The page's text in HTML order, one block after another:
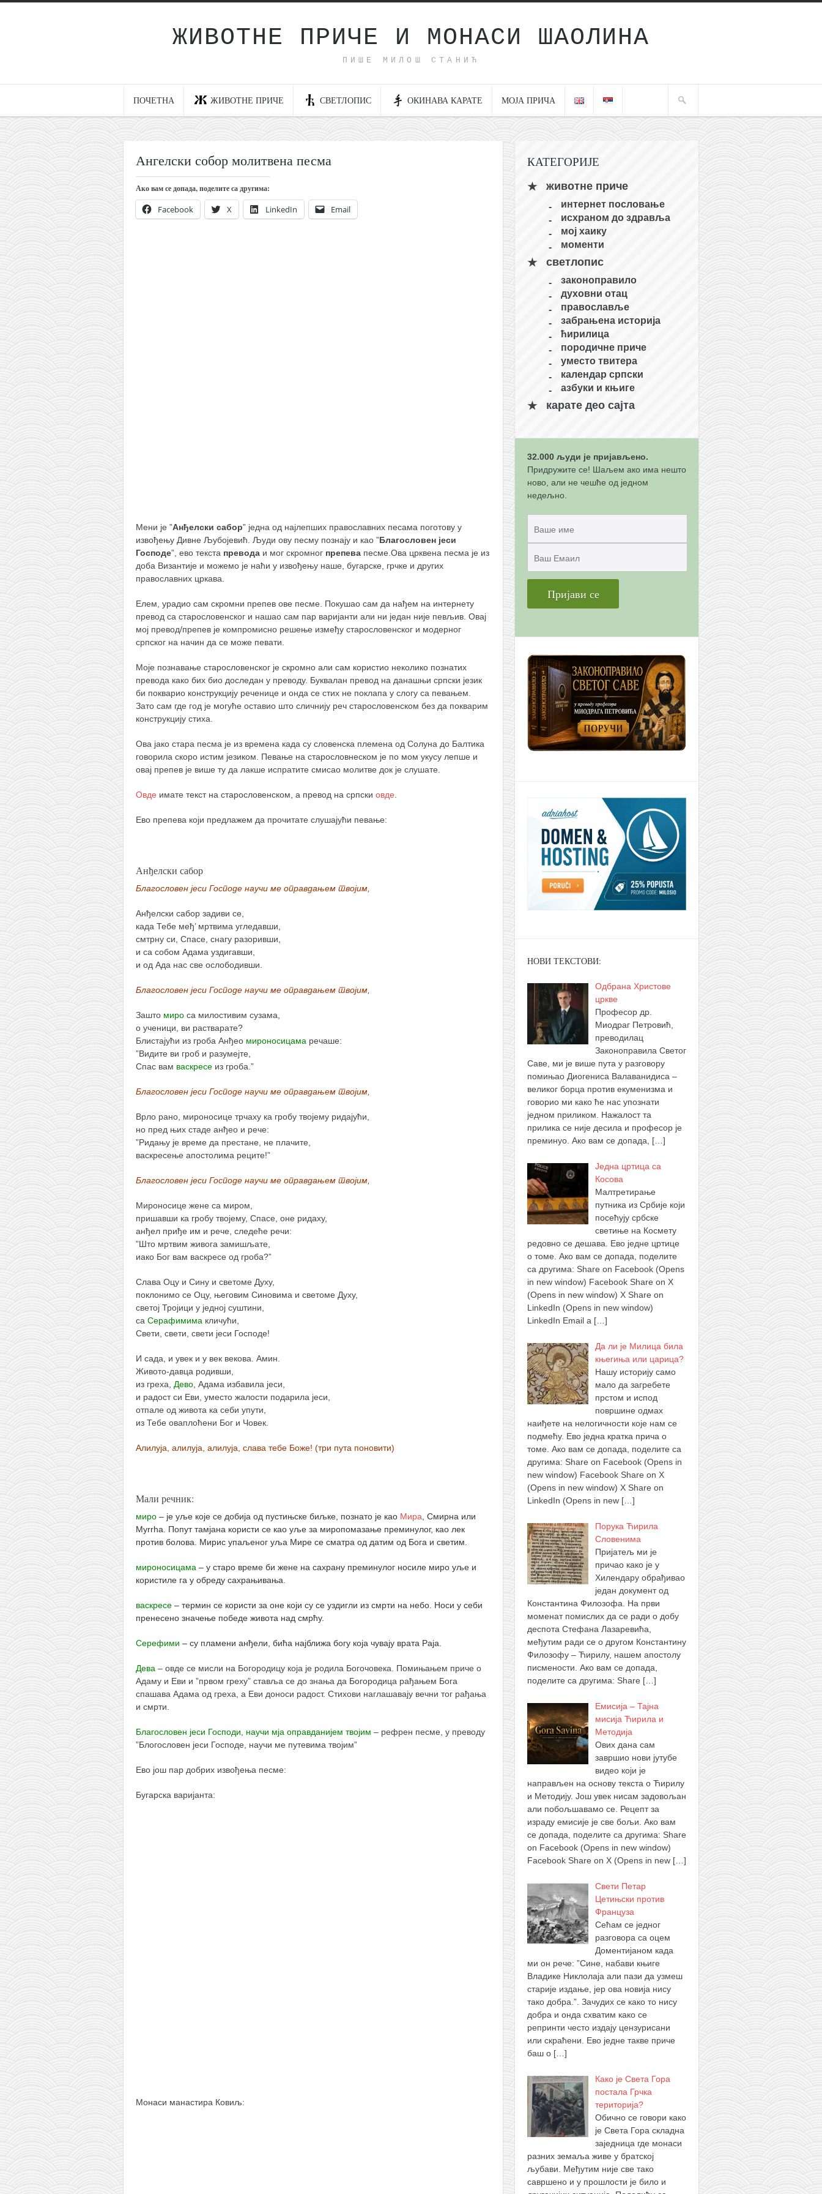
ЖИВОТНЕ ПРИЧЕ И МОНАСИ ШАОЛИНА
ПИШЕ МИЛОШ СТАНИЋ
ПОЧЕТНА ЖИВОТНЕ ПРИЧЕ СВЕТЛОПИС ОКИНАВА КАРАТЕ МОЈА ПРИЧА
интернет пословање
исхраном до здравља
мој хаику
моменти и места
бонус садржај
светлопис
законоправило
духовни отац
православље
забрањена историја
ћирилица
породичне приче
прота Воја
уместо твитера
календар српски
азбуки и књиге
Окинава карате
најновије на блогу
моје белешке
историја каратеа
бубиши
карате
кихон
наиханчи
кушанку
пасаи
темашивари
кобудо
нунчаку
тонфа
тимбеи рочин
тсунами дојо
програм
снимци наступа
галерија клуба
чланарина
контакт
бесплатна е-књига
термини тренинга
моја прича
моја прича
фотке
контакт
Ангелски собор молитвена песма
Ако вам се допада, поделите са другима:
Facebook X LinkedIn Email
Мени је ”Анђелски сабор” једна од најлепших православних песама поготову у
извођењу Дивне Љубојевић. Људи ову песму познају и као ”Благословен јеси
Господе”, ево текста превода и мог скромног препева песме.Ова црквена песма је из
доба Византије и можемо је наћи у извођењу наше, бугарске, грчке и других
православних цркава.
Елем, урадио сам скромни препев ове песме. Покушао сам да нађем на интернету
превод са старословенског и нашао сам пар варијанти али ни један није певљив. Овај
мој превод/препев је компромисно решење између старословенског и модерног
српског на начин да се може певати.
Моје познавање старословенског је скромно али сам користио неколико познатих
превода како бих био доследан у преводу. Буквалан превод на данашњи српски језик
би покварио конструкцију реченице и онда се стих не поклапа у слогу са певањем.
Зато сам где год је могуће оставио што сличнију реч старословенском без да покварим
конструкцију стиха.
Ова јако стара песма је из времена када су словенска племена од Солуна до Балтика
говорила скоро истим језиком. Певање на старословнеском је по мом укусу лепше и
овај препев је више ту да лакше испратите смисао молитве док је слушате.
Овде имате текст на старословенском, а превод на српски овде.
Ево препева који предлажем да прочитате слушајући певање:
Анђелски сабор
Благословен јеси Господе научи ме оправдањем твојим,
Анђелски сабор задиви се,
када Тебе међ’ мртвима угледавши,
смтрну си, Спасе, снагу разоривши,
и са собом Адама уздигавши,
и од Ада нас све ослободивши.
Благословен јеси Господе научи ме оправдањем твојим,
Зашто миро са милостивим сузама,
о ученици, ви растварате?
Блистајући из гроба Анђео мироносицама речаше:
”Видите ви гроб и разумејте,
Спас вам васкресе из гроба.”
Благословен јеси Господе научи ме оправдањем твојим,
Врло рано, мироносице трчаху ка гробу твојему ридајући,
но пред њих стаде анђео и рече:
”Ридању је време да престане, не плачите,
васкресење апостолима реците!”
Благословен јеси Господе научи ме оправдањем твојим,
Мироносице жене са миром,
пришавши ка гробу твојему, Спасе, оне ридаху,
анђел приђе им и рече, следеће речи:
”Што мртвим живога замишљате,
иако Бог вам васкресе од гроба?”
Слава Оцу и Сину и светоме Духу,
поклонимо се Оцу, његовим Синовима и светоме Духу,
светој Тројици у једној суштини,
са Серафимима кличући,
Свети, свети, свети јеси Господе!
И сада, и увек и у век векова. Амин.
Живото-давца родивши,
из греха, Дево, Адама избавила јеси,
и радост си Еви, уместо жалости подарила јеси,
отпале од живота ка себи упути,
из Тебе оваплоћени Бог и Човек.
Алилуја, алилуја, алилуја, слава тебе Боже! (три пута поновити)
Мали речник:
миро – је уље које се добија од пустињске биљке, познато је као Мира, Смирна или
Myrrha. Попут тамјана користи се као уље за миропомазање преминулог, као лек
против болова. Мирис упаљеног уља Мире се сматра од датим од Бога и светим.
мироносицама – у старо време би жене на сахрану преминулог носиле миро уље и
користиле га у обреду сахрањивања.
васкресе – термин се користи за оне који су се уздигли из смрти на небо. Носи у себи
пренесено значење победе живота над смрћу.
Серефими – су пламени анђели, бића најближа богу која чувају врата Раја.
Дева – овде се мисли на Богородицу која је родила Богочовека. Помињањем приче о
Адаму и Еви и ”првом греху” ставља се до знања да Богородица рађањем Бога
спашава Адама од греха, а Еви доноси радост. Стихови наглашавају вечни тог рађања
и смрти.
Благословен јеси Господи, научи мја оправданијем твојим – рефрен песме, у преводу
”Блогословен јеси Господе, научи ме путевима твојим”
Ево још пар добрих извођења песме:
Бугарска варијанта:
Монаси манастира Ковиљ:
КАТЕГОРИЈЕ
животне приче
интернет пословање
исхраном до здравља
мој хаику
моменти
светлопис
законоправило
духовни отац
православље
забрањена историја
ћирилица
породичне приче
уместо твитера
календар српски
азбуки и књиге
карате део сајта
32.000 људи је пријављено.
Придружите се! Шаљем ако има нешто
ново, али не чешће од једном
недељно.
НОВИ ТЕКСТОВИ:
Одбрана Христове
цркве
Професор др.
Миодраг Петровић,
преводилац
Законоправила Светог
Саве, ми је више пута у разговору
помињао Диогениса Валаванидиса –
великог борца против екуменизма и
говорио ми како ће нас упознати
једном приликом. Нажалост та
прилика се није десила и професор је
преминуо. Ако вам се допада, […]
Једна цртица са
Косова
Малтретирање
путника из Србије који
посећују србске
светиње на Космету
редовно се дешава. Ево једне цртице
о томе. Ако вам се допада, поделите
са другима: Share on Facebook (Opens
in new window) Facebook Share on X
(Opens in new window) X Share on
LinkedIn (Opens in new window)
LinkedIn Email a […]
Да ли је Милица била
књегиња или царица?
Нашу историју само
мало да загребете
прстом и испод
површине одмах
наиђете на нелогичности које нам се
подмећу. Ево једна кратка прича о
томе. Ако вам се допада, поделите са
другима: Share on Facebook (Opens in
new window) Facebook Share on X
(Opens in new window) X Share on
LinkedIn (Opens in new […]
Порука Ћирила
Словенима
Пријатељ ми је
причао како је у
Хилендару обрађивао
један документ од
Константина Филозофа. На први
моменат помислих да се ради о добу
деспота Стефана Лазаревића,
међутим ради се о другом Константину
Филозофу – Ћирилу, нашем апостолу
писмености. Ако вам се допада,
поделите са другима: Share […]
Емисија – Тајна
мисија Ћирила и
Методија
Ових дана сам
завршио нови јутубе
видео који је
направљен на основу текста о Ћирилу
и Методију. Још увек нисам задовољан
али побољшавамо се. Рецепт за
израду емисије је све бољи. Ако вам
се допада, поделите са другима: Share
on Facebook (Opens in new window)
Facebook Share on X (Opens in new […]
Свети Петар
Цетињски против
Француза
Сећам се једног
разговора са оцем
Доментијаном када
ми он рече: ”Сине, набави књиге
Владике Никлолаја али пази да узмеш
старије издање, јер ова новија нису
тако добра.”. Зачудих се како то нису
добра и онда схватим како се
репринти често издају цензурисани
или скраћени. Ево једне такве приче
баш о […]
Како је Света Гора
постала Грчка
територија?
Обично се говори како
је Света Гора складна
заједница где монаси
разних земаља живе у братској
љубави. Међутим није све тако
савршено и у прошлости је било и